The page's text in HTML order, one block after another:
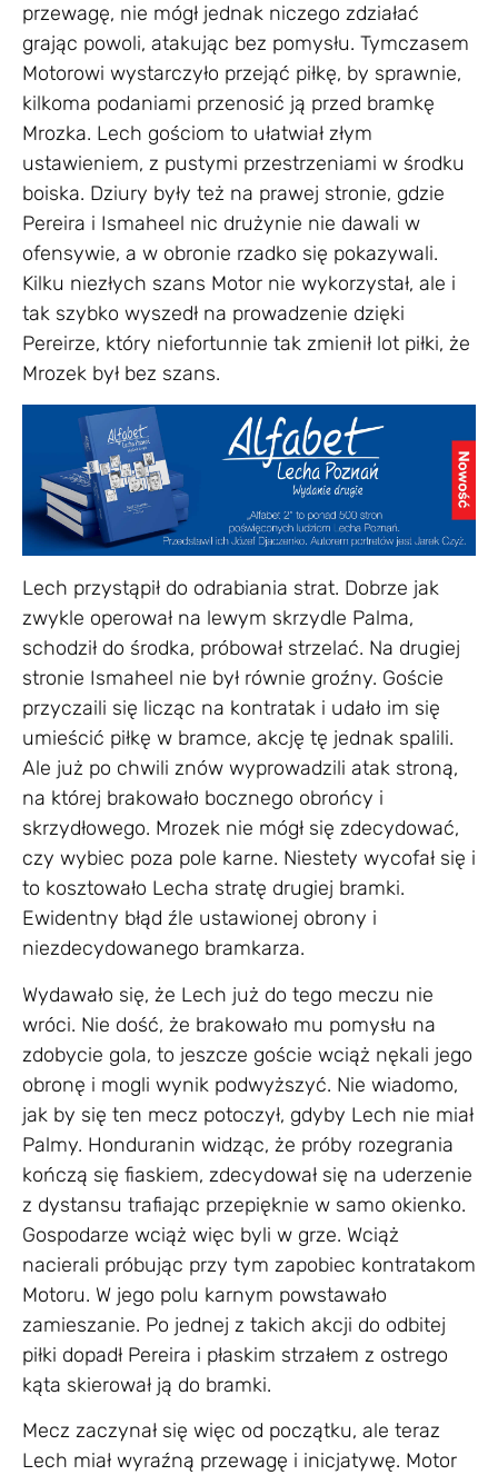
przewagę, nie mógł jednak niczego zdziałać
grając powoli, atakując bez pomysłu. Tymczasem
Motorowi wystarczyło przejąć piłkę, by sprawnie,
kilkoma podaniami przenosić ją przed bramkę
Mrozka. Lech gościom to ułatwiał złym
ustawieniem, z pustymi przestrzeniami w środku
boiska. Dziury były też na prawej stronie, gdzie
Pereira i Ismaheel nic drużynie nie dawali w
ofensywie, a w obronie rzadko się pokazywali.
Kilku niezłych szans Motor nie wykorzystał, ale i
tak szybko wyszedł na prowadzenie dzięki
Pereirze, który niefortunnie tak zmienił lot piłki, że
Mrozek był bez szans.
Lech przystąpił do odrabiania strat. Dobrze jak
zwykle operował na lewym skrzydle Palma,
schodził do środka, próbował strzelać. Na drugiej
stronie Ismaheel nie był równie groźny. Goście
przyczaili się licząc na kontratak i udało im się
umieścić piłkę w bramce, akcję tę jednak spalili.
Ale już po chwili znów wyprowadzili atak stroną,
na której brakowało bocznego obrońcy i
skrzydłowego. Mrozek nie mógł się zdecydować,
czy wybiec poza pole karne. Niestety wycofał się i
to kosztowało Lecha stratę drugiej bramki.
Ewidentny błąd źle ustawionej obrony i
niezdecydowanego bramkarza.
Wydawało się, że Lech już do tego meczu nie
wróci. Nie dość, że brakowało mu pomysłu na
zdobycie gola, to jeszcze goście wciąż nękali jego
obronę i mogli wynik podwyższyć. Nie wiadomo,
jak by się ten mecz potoczył, gdyby Lech nie miał
Palmy. Honduranin widząc, że próby rozegrania
kończą się fiaskiem, zdecydował się na uderzenie
z dystansu trafiając przepięknie w samo okienko.
Gospodarze wciąż więc byli w grze. Wciąż
nacierali próbując przy tym zapobiec kontratakom
Motoru. W jego polu karnym powstawało
zamieszanie. Po jednej z takich akcji do odbitej
piłki dopadł Pereira i płaskim strzałem z ostrego
kąta skierował ją do bramki.
Mecz zaczynał się więc od początku, ale teraz
Lech miał wyraźną przewagę i inicjatywę. Motor